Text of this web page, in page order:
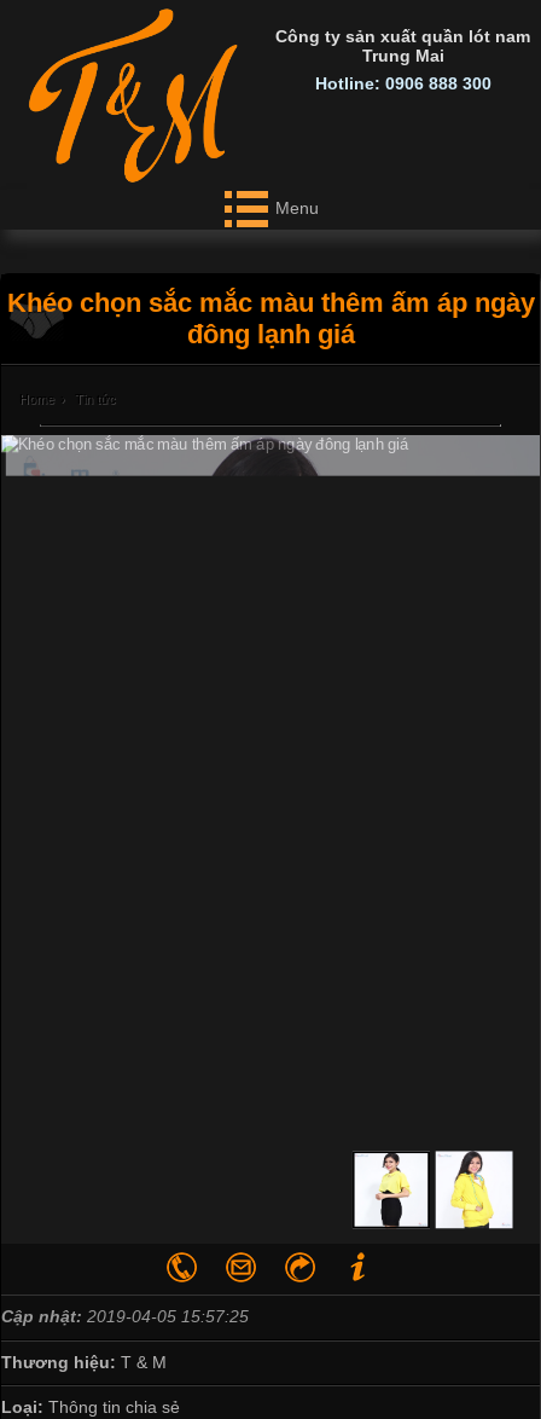
Công ty sản xuất quần lót nam
Trung Mai
Hotline: 0906 888 300
Menu
Khéo chọn sắc mắc màu thêm ấm áp ngày
đông lạnh giá
Home › Tin tức
Cập nhật: 2019-04-05 15:57:25
Thương hiệu: T & M
Loại: Thông tin chia sẻ